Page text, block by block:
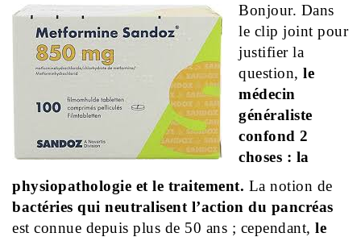
Bonjour. Dans
le clip joint pour
justifier la
question, le
médecin
généraliste
confond 2
choses : la
physiopathologie et le traitement. La notion de
bactéries qui neutralisent l’action du pancréas
est connue depuis plus de 50 ans ; cependant, le